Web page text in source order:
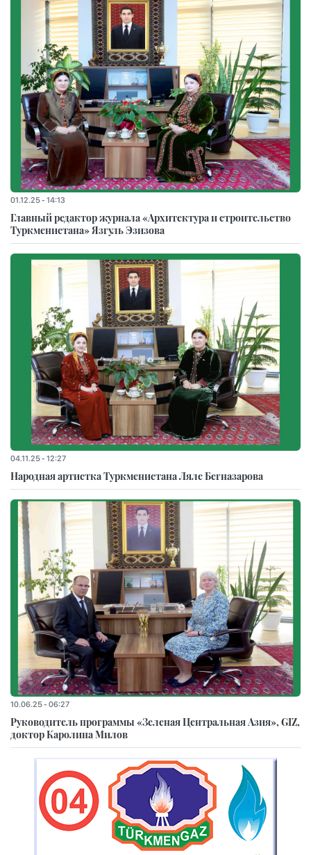
01.12.25 - 14:13
Главный редактор журнала «Архитектура и строительство
Туркменистана» Язгуль Эзизова
04.11.25 - 12:27
Народная артистка Туркменистана Ляле Бегназарова
10.06.25 - 06:27
Руководитель программы «Зеленая Центральная Азия», GIZ,
доктор Каролина Милов